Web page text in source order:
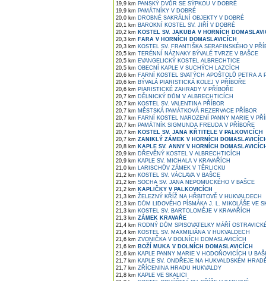
19,9 km PANSKÝ DVŮR SE SÝPKOU V DOBRÉ
19,9 km PAMÁTNÍKY V DOBRÉ
20,0 km DROBNÉ SAKRÁLNÍ OBJEKTY V DOBRÉ
20,1 km BAROKNÍ KOSTEL SV. JIŘÍ V DOBRÉ
20,2 km KOSTEL SV. JAKUBA V HORNÍCH
20,3 km FARA V HORNÍCH DOMASLAVICÍCH
20,3 km KOSTEL SV. FRANTIŠKA SERAFINSKÉHO V
20,5 km TERÉNNÍ NÁZNAKY BÝVALÉ TVRZE V BAŠCE
20,5 km EVANGELICKÝ KOSTEL ALBRECHTICE
20,5 km OBECNÍ KAPLE V SUCHÝCH LAZCÍCH
20,6 km FARNÍ KOSTEL SVATÝCH APOŠTOLŮ PETRA A
20,6 km BÝVALÁ PIARISTICKÁ KOLEJ V PŘÍBOŘE
20,6 km PIARISTICKÉ ZAHRADY V PŘÍBOŘE
20,7 km DĚLNICKÝ DŮM V ALBRECHTICÍCH
20,7 km KOSTEL SV. VALENTINA PŘÍBOR
20,7 km MĚSTSKÁ PAMÁTKOVÁ REZERVACE PŘÍBOR
20,7 km FARNÍ KOSTEL NAROZENÍ PANNY MARIE V
20,7 km PAMÁTNÍK SIGMUNDA FREUDA V PŘÍBOŘE
20,7 km KOSTEL SV. JANA KŘTITELE V PALKOVICÍCH
20,7 km ZANIKLÝ ZÁMEK V HORNÍCH
20,8 km KAPLE SV. ANNY V HORNÍCH
20,9 km DŘEVĚNÝ KOSTEL V ALBRECHTICÍCH
20,9 km KAPLE SV. MICHALA V KRAVAŘÍCH
21,0 km LARISCHŮV ZÁMEK V TĚRLICKU
21,2 km KOSTEL SV. VÁCLAVA V BAŠCE
21,2 km SOCHA SV. JANA NEPOMUCKÉHO V BAŠCE
21,2 km KAPLIČKY V PALKOVICÍCH
21,3 km ŽELEZNÝ KŘÍŽ NA HŘBITOVĚ V HUKVALDECH
21,3 km DŮM LIDOVÉHO PÍSMÁKA J. L. MIKOLÁŠE VE
21,3 km KOSTEL SV. BARTOLOMĚJE V KRAVAŘÍCH
21,3 km ZÁMEK KRAVAŘE
21,4 km RODNÝ DŮM SPISOVATELKY MÁŘÍ
21,4 km KOSTEL SV. MAXMILIÁNA V HUKVALDECH
21,6 km ZVONIČKA V DOLNÍCH DOMASLAVICÍCH
21,6 km BOŽÍ MUKA V DOLNÍCH DOMASLAVICÍCH
21,6 km KAPLE PANNY MARIE V HODOŇOVICÍCH U
21,7 km KAPLE SV. ONDŘEJE NA HUKVALDSKÉM
21,7 km ZŘÍCENINA HRADU HUKVALDY
21,8 km KAPLE VE SKALICI